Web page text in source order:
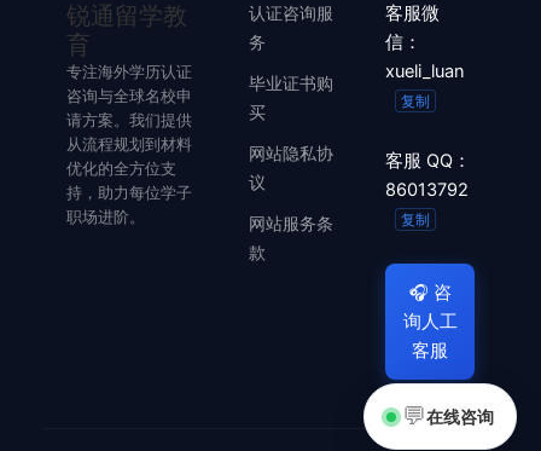
锐通留学教
育
专注海外学历认证
咨询与全球名校申
请方案。我们提供
从流程规划到材料
优化的全方位支
持，助力每位学子
职场进阶。
认证咨询服
务
毕业证书购
买
网站隐私协
议
网站服务条
款
客服微
信：
xueli_luan
复制
客服 QQ：
86013792
复制
🎧 咨
询人工
客服
💬在线咨询